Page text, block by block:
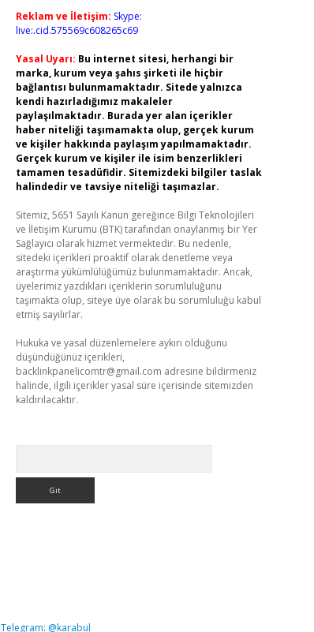
Reklam ve İletişim: Skype:
live:.cid.575569c608265c69
Yasal Uyarı: Bu internet sitesi, herhangi bir
marka, kurum veya şahıs şirketi ile hiçbir
bağlantısı bulunmamaktadır. Sitede yalnızca
kendi hazırladığımız makaleler
paylaşılmaktadır. Burada yer alan içerikler
haber niteliği taşımamakta olup, gerçek kurum
ve kişiler hakkında paylaşım yapılmamaktadır.
Gerçek kurum ve kişiler ile isim benzerlikleri
tamamen tesadüfidir. Sitemizdeki bilgiler taslak
halindedir ve tavsiye niteliği taşımazlar.
Sitemiz, 5651 Sayılı Kanun gereğince Bilgi Teknolojileri
ve İletişim Kurumu (BTK) tarafından onaylanmış bir Yer
Sağlayıcı olarak hizmet vermektedir. Bu nedenle,
sitedeki içerikleri proaktif olarak denetleme veya
araştırma yükümlülüğümüz bulunmamaktadır. Ancak,
üyelerimiz yazdıkları içeriklerin sorumluluğunu
taşımakta olup, siteye üye olarak bu sorumluluğu kabul
etmiş sayılırlar.
Hukuka ve yasal düzenlemelere aykırı olduğunu
düşündüğünüz içerikleri,
backlinkpanelicomtr@gmail.com adresine bildirmeniz
halinde, ilgili içerikler yasal süre içerisinde sitemizden
kaldırılacaktır.
Telegram: @karabul